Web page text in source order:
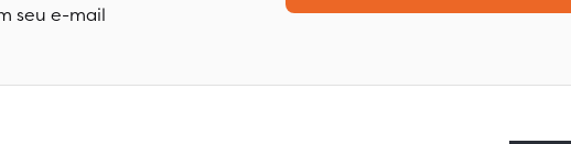
seu e-mail